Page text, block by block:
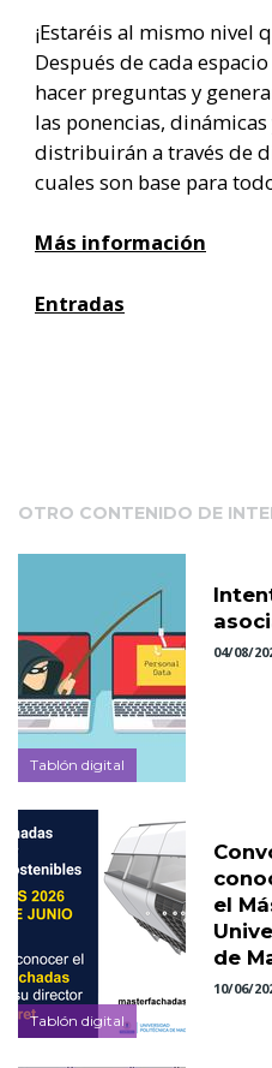
¡Estaréis al mismo nivel
Después de cada
hacer preguntas y
las ponencias,
distribuirán a través de
cuales son base para
Más información
Entradas
OTRO CONTENIDO DE
Tablón digital
04/08/
Tablón digital
el
de
10/06/